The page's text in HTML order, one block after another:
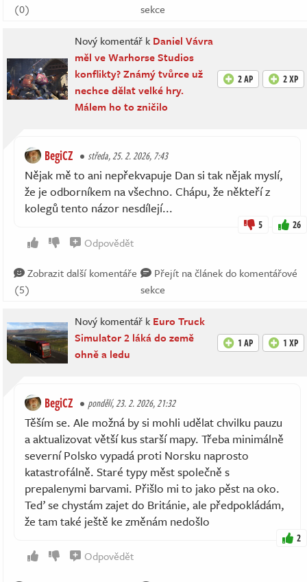
(0)
sekce
Nový komentář k Daniel Vávra
měl ve Warhorse Studios
konflikty? Známý tvůrce už
nechce dělat velké hry.
Málem ho to zničilo
2 AP 2 XP
BegiCZ středa, 25. 2. 2026, 7:43
Nějak mě to ani nepřekvapuje Dan si tak nějak myslí,
že je odborníkem na všechno. Chápu, že někteří z
kolegů tento názor nesdílejí...
5 26
Odpovědět
Zobrazit další komentáře
(5)
Přejít na článek do komentářové
sekce
Nový komentář k Euro Truck
Simulator 2 láká do země
ohně a ledu
1 AP 1 XP
BegiCZ pondělí, 23. 2. 2026, 21:32
Těším se. Ale možná by si mohli udělat chvilku pauzu
a aktualizovat větší kus starší mapy. Třeba minimálně
severní Polsko vypadá proti Norsku naprosto
katastrofálně. Staré typy měst společně s
prepalenymi barvami. Přišlo mi to jako pěst na oko.
Teď se chystám zajet do Británie, ale předpokládám,
že tam také ještě ke změnám nedošlo
2
Odpovědět